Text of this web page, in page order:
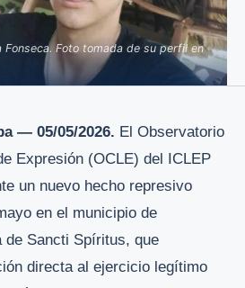
Foto tomada de su perfil en
— 05/05/2026. El Observatorio
Expresión (OCLE) del ICLEP
un nuevo hecho represivo
en el municipio de
de Sancti Spíritus, que
directa al ejercicio legítimo